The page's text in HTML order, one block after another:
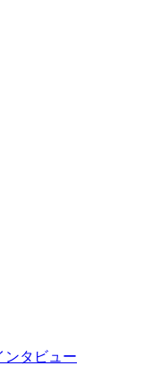
ンタビュー